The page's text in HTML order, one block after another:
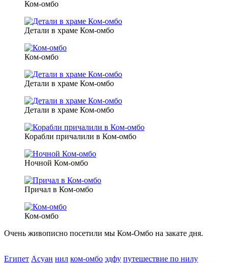
Ком-омбо
Детали в храме Ком-омбо
Ком-омбо
Детали в храме Ком-омбо
Детали в храме Ком-омбо
Корабли причалили в Ком-омбо
Ночной Ком-омбо
Причал в Ком-омбо
Ком-омбо
Очень живописно посетили мы Ком-Омбо на закате дня.
Египет Асуан нил ком-омбо эдфу путешествие по нилу